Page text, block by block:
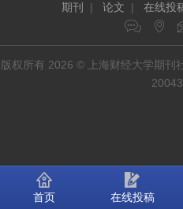
期刊 | 论文 | 在线投
版权所有 2026 © 上海财经大学期
首页 在线投稿